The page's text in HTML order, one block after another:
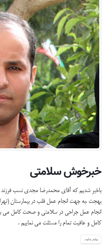
خبرخوش سلامتی
باخبر شدیم که آقای محمدرضا مجدی نسب
بهجت ،به جهت انجام عمل قلب در بیمارستان
انجام عمل جراحی در سلامتی و صحت کامل می
کامل و عافیت تمام را مسئلت می نماییم .
بیشتر بدانید...